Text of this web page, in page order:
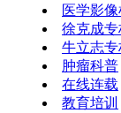
医学影
徐克成专
牛立志专
肿瘤科普
在线连载
教育培训